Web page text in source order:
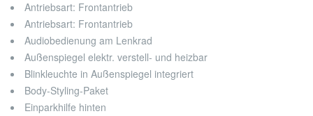
Antriebsart: Frontantrieb
Antriebsart: Frontantrieb
Audiobedienung am Lenkrad
Außenspiegel elektr. verstell- und heizbar
Blinkleuchte in Außenspiegel integriert
Body-Styling-Paket
Einparkhilfe hinten